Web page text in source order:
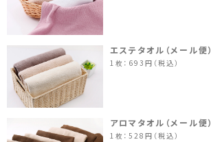
エステタオル（メール便）
1枚：693円（税込）
アロマタオル（メール便）
1枚：528円（税込）